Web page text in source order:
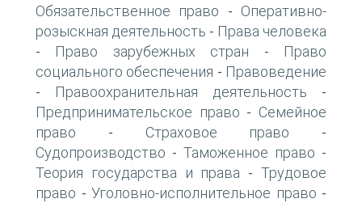
Обязательственное право - Оперативно-
розыскная деятельность - Права человека
- Право зарубежных стран -
Право
социального обеспечения - Правоведение
- Правоохранительная деятельность -
Предпринимательское право - Семейное
право - Страховое право -
Судопроизводство - Таможенное право -
Теория государства и права -Трудовое
право - Уголовно-исполнительное право -